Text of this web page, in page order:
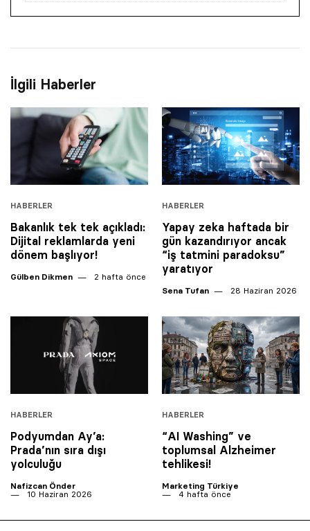
İlgili Haberler
HABERLER
Bakanlık tek tek açıkladı:
Dijital reklamlarda yeni
dönem başlıyor!
Gülben Dikmen 2 hafta önce
HABERLER
Yapay zeka haftada bir
gün kazandırıyor ancak
“iş tatmini paradoksu”
yaratıyor
Sena Tufan 28 Haziran 2026
HABERLER
Podyumdan Ay’a:
Prada’nın sıra dışı
yolculuğu
Nafizcan Önder
10 Haziran 2026
HABERLER
“AI Washing” ve
toplumsal Alzheimer
tehlikesi!
Marketing Türkiye
4 hafta önce